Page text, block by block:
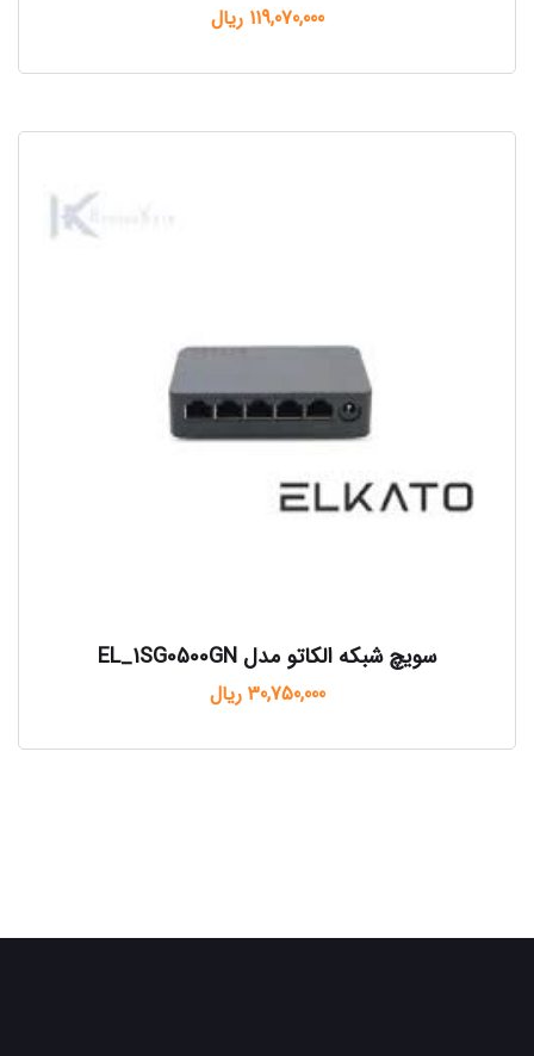
119,070,000 ریال
سویچ شبکه الکاتو مدل EL_1SG0500GN
30,750,000 ریال